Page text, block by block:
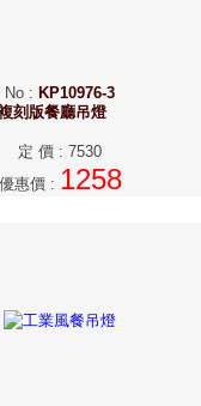
No : KP10976-3
刻版餐廳吊燈
定 價 : 7530
優惠價: 1258